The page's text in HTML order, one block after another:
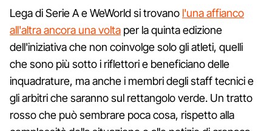
Lega di Serie A e WeWorld si trovano l'una affianco
all'altra ancora una volta per la quinta edizione
dell'iniziativa che non coinvolge solo gli atleti, quelli
che sono più sotto i riflettori e beneficiano delle
inquadrature, ma anche i membri degli staff tecnici e
gli arbitri che saranno sul rettangolo verde. Un tratto
rosso che può sembrare poca cosa, rispetto alla